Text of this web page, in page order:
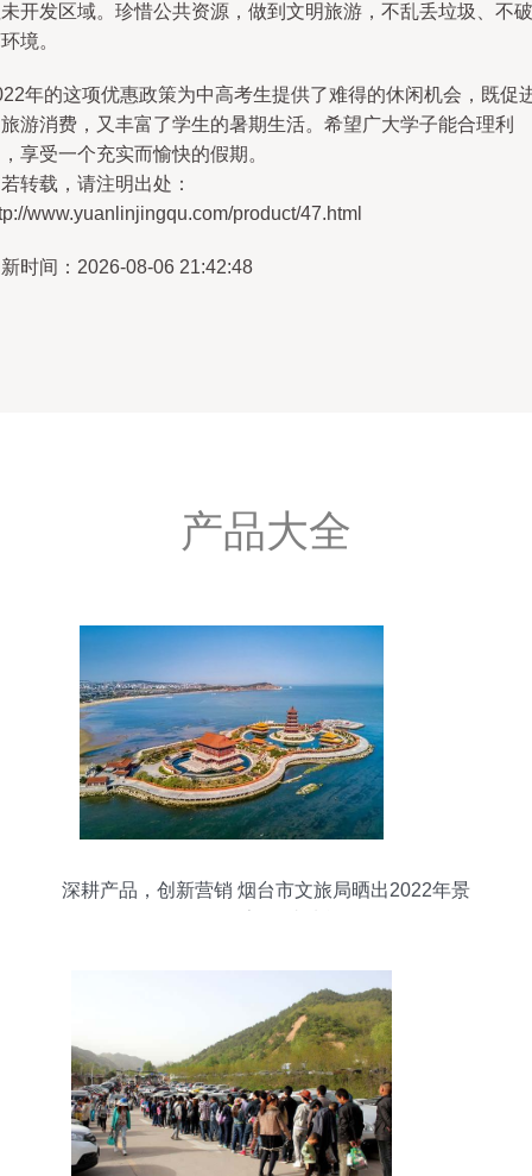
开发区域。珍惜公共资源，做到文明旅游，不乱丢垃圾、不破
境。
年的这项优惠政策为中高考生提供了难得的休闲机会，既促
游消费，又丰富了学生的暑期生活。希望广大学子能合理利
享受一个充实而愉快的假期。
转载，请注明出处：
www.yuanlinjingqu.com/product/47.html
时间：2026-08-06 21:42:48
产品大全
深耕产品，创新营销 烟台市文旅局晒出2022年景